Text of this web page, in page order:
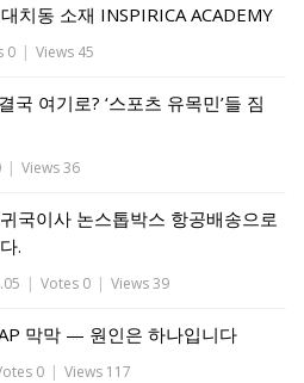
치동 소재 INSPIRICA ACADEMY
0 | Views 45
국 여기로? ‘스포츠 유목민’들 짐
| Views 36
국이사 논스톱박스 항공배송으로
.
| Votes 0 | Views 39
막막 — 원인은 하나입니다
0 | Views 117